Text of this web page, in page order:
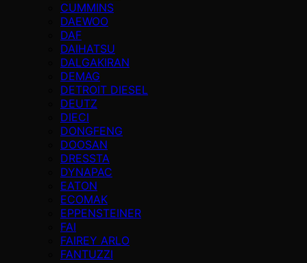
CUMMINS
DAEWOO
DAF
DAIHATSU
DALGAKIRAN
DEMAG
DETROIT DIESEL
DEUTZ
DIECI
DONGFENG
DOOSAN
DRESSTA
DYNAPAC
EATON
ECOMAK
EPPENSTEINER
FAI
FAIREY ARLO
FANTUZZI